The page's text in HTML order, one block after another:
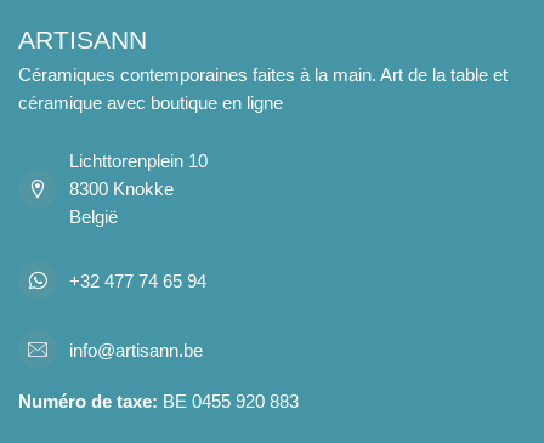
ARTISANN
Céramiques contemporaines faites à la main. Art de la table et
céramique avec boutique en ligne
Lichttorenplein 10
8300 Knokke
België
+32 477 74 65 94
info@artisann.be
Numéro de taxe: BE 0455 920 883